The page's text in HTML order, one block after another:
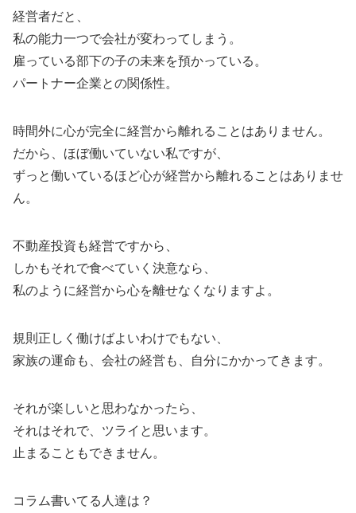
経営者だと、
私の能力一つで会社が変わってしまう。
雇っている部下の子の未来を預かっている。
パートナー企業との関係性。
時間外に心が完全に経営から離れることはありません。
だから、ほぼ働いていない私ですが、
ずっと働いているほど心が経営から離れることはありませ
ん。
不動産投資も経営ですから、
しかもそれで食べていく決意なら、
私のように経営から心を離せなくなりますよ。
規則正しく働けばよいわけでもない、
家族の運命も、会社の経営も、自分にかかってきます。
それが楽しいと思わなかったら、
それはそれで、ツライと思います。
止まることもできません。
コラム書いてる人達は？